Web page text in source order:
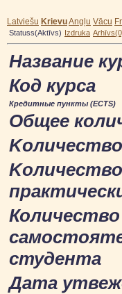
Latviešu KrievuAngļu Vācu
Statuss(Aktīvs) Izdruka
Hазвание
Код курса
Кредитные пункты (ECTS)
Общее
Количество
студента
Дата